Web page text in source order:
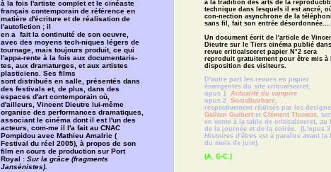
à la fois l'artiste complet et le cinéaste
français contemporain de référence en
matière d'écriture et de réalisation de
l'autofiction ; il
en a fait la continuité de son oeuvre,
avec des moyens tech-niques légers de
tournage, mais toujours produit, ce qui
l'appa-rente à la fois aux documentaris-
tes, aux dramaturges, et aux artistes
plasticiens. Ses films
sont distribués en salle, présentés dans
des festivals et, de plus, dans des
espaces d'art contemporain où,
d'ailleurs, Vincent Dieutre lui-même
organise des performances dramatiques,
associant le cinéma dont il est l'un des
acteurs, com-me il l'a fait au CNAC
Pompidou avec Mathieu Amalric (
Festival du réel 2005), à propos de son
film en cours de production sur Port
Royal : Sur la grâce (fragments
Jansénistes).
à la tradition des arts de la
technique dans lesquels il est ancré,
con-nection asynchrone de la
sans fil, fait son entrée désordonnée....
Un document écrit de l'article de
Dieutre sur le Tiers cinéma publié
revue criticalsecret papier N°2 sera
reproduit gratuitement pour être mis à
disposition des visiteurs.
D'autre part les revues en papier
émergentes du site criticalsecret,
opus 1
Actualité du vampire
opus 2 Socialbarbare,
respectivement réalisés par les
Gallien Guibertet Clément Thomas,
en vente à la table de criticalsecret, au
de la journée et de la soirée. (L'opus 3
Histoires d'êtresest à paraître avant la
du mois de juin).
(A. G-C.)